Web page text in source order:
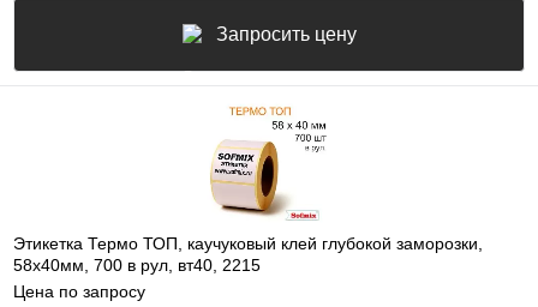
Запросить цену
Этикетка Термо ТОП, каучуковый клей глубокой заморозки,
58х40мм, 700 в рул, вт40, 2215
Цена по запросу